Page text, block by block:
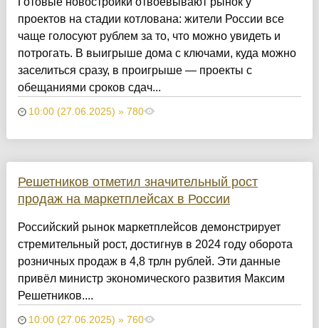
проектов на стадии котлована: жители России все
чаще голосуют рублем за то, что можно увидеть и
потрогать. В выигрыше дома с ключами, куда можно
заселиться сразу, в проигрыше — проекты с
обещаниями сроков сдач...
10:00 (27.06.2025) » 780
Решетников отметил значительный рост
продаж на маркетплейсах в России
Российский рынок маркетплейсов демонстрирует
стремительный рост, достигнув в 2024 году оборота
розничных продаж в 4,8 трлн рублей. Эти данные
привёл министр экономического развития Максим
Решетников....
10:00 (27.06.2025) » 760